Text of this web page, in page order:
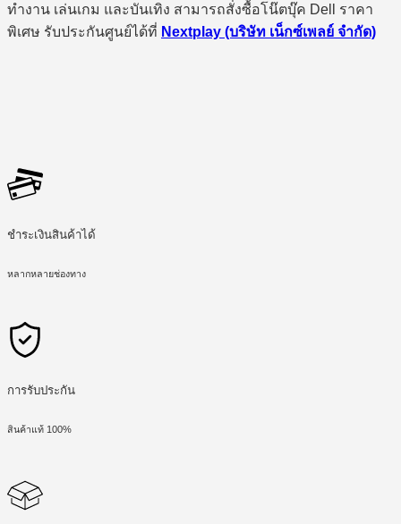
ทำงาน เล่นเกม และบันเทิง สามารถสั่งซื้อโน๊ตบุ๊ค Dell ราคา
พิเศษ รับประกันศูนย์ได้ที่ Nextplay (บริษัท เน็กซ์เพลย์ จำกัด)
ชำระเงินสินค้าได้
หลากหลายช่องทาง
การรับประกัน
สินค้าแท้ 100%